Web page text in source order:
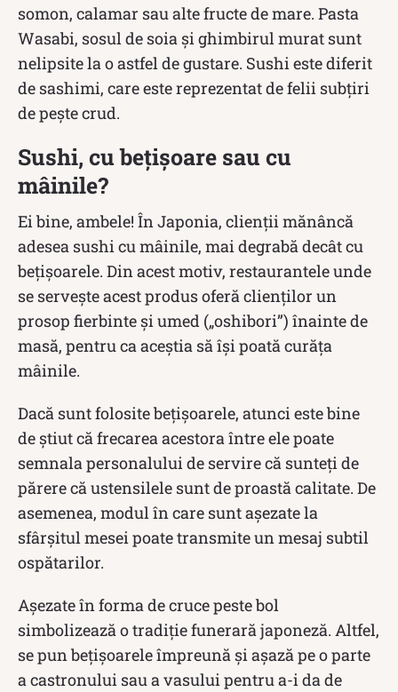
somon, calamar sau alte fructe de mare. Pasta
Wasabi, sosul de soia și ghimbirul murat sunt
nelipsite la o astfel de gustare. Sushi este diferit
de sashimi, care este reprezentat de felii subțiri
de pește crud.
Sushi, cu bețișoare sau cu
mâinile?
Ei bine, ambele! În Japonia, clienții mănâncă
adesea sushi cu mâinile, mai degrabă decât cu
bețișoarele. Din acest motiv, restaurantele unde
se servește acest produs oferă clienților un
prosop fierbinte și umed („oshibori”) înainte de
masă, pentru ca aceștia să își poată curăța
mâinile.
Dacă sunt folosite bețișoarele, atunci este bine
de știut că frecarea acestora între ele poate
semnala personalului de servire că sunteți de
părere că ustensilele sunt de proastă calitate. De
asemenea, modul în care sunt așezate la
sfârșitul mesei poate transmite un mesaj subtil
ospătarilor.
Așezate în forma de cruce peste bol
simbolizează o tradiție funerară japoneză. Altfel,
se pun bețișoarele împreună și așază pe o parte
a castronului sau a vasului pentru a-i da de